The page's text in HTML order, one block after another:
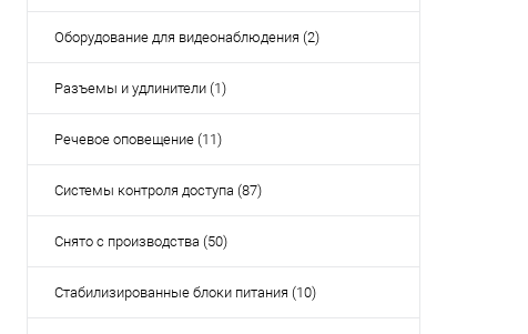
Оборудование для видеонаблюдения (2)
Разъемы и удлинители (1)
Речевое оповещение (11)
Системы контроля доступа (87)
Снято с производства (50)
Стабилизированные блоки питания (10)